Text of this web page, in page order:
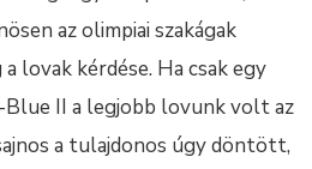
az olimpiai szakágak
lovak kérdése. Ha csak egy
II a legjobb lovunk volt az
a tulajdonos úgy döntött,